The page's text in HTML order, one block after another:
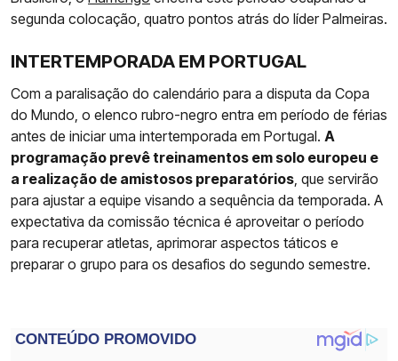
segunda colocação, quatro pontos atrás do líder Palmeiras.
INTERTEMPORADA EM PORTUGAL
Com a paralisação do calendário para a disputa da Copa
do Mundo, o elenco rubro-negro entra em período de férias
antes de iniciar uma intertemporada em Portugal. A
programação prevê treinamentos em solo europeu e
a realização de amistosos preparatórios , que servirão
para ajustar a equipe visando a sequência da temporada. A
expectativa da comissão técnica é aproveitar o período
para recuperar atletas, aprimorar aspectos táticos e
preparar o grupo para os desafios do segundo semestre.